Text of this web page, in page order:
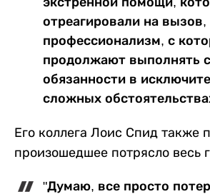
отреагировали на вызов,
профессионализм, с
продолжают выполнять
обязанности в
сложных
Его коллега Лоис Спид также
произошедшее потрясло весь
"Думаю, все просто